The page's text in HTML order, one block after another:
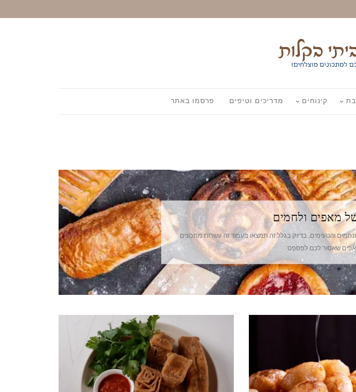
קינוחים מדריכים וטיפים פרסמו באתר
מאפים ולחמים
והטעימים, בדיוק בגלל זה תמצאו בעמוד זה עשרות מתכונים
שאסור לכם לפספס